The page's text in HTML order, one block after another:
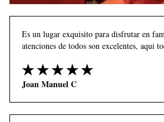
Es un lugar exquisito para disfrutar en
atenciones de todos son excelentes, aqui
Joan Manuel C